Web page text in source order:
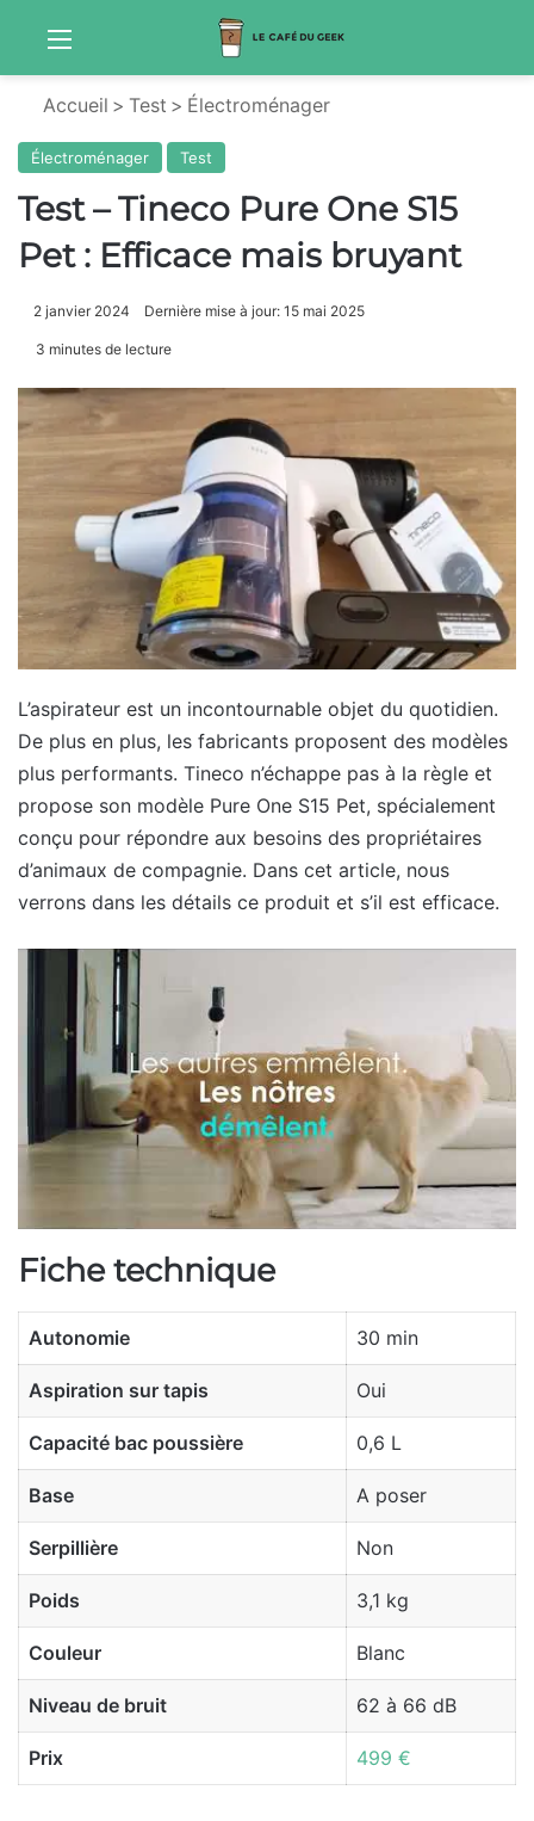
Menu
Accueil > Test > Électroménager
Électroménager Test
Test – Tineco Pure One S15
Pet : Efficace mais bruyant
2 janvier 2024 Dernière mise à jour: 15 mai 2025
3 minutes de lecture
L’aspirateur est un incontournable objet du quotidien.
De plus en plus, les fabricants proposent des modèles
plus performants. Tineco n’échappe pas à la règle et
propose son modèle Pure One S15 Pet, spécialement
conçu pour répondre aux besoins des propriétaires
d’animaux de compagnie. Dans cet article, nous
verrons dans les détails ce produit et s’il est efficace.
Fiche technique
Autonomie 30 min
Aspiration sur tapis Oui
Capacité bac poussière 0,6 L
Base A poser
Serpillière Non
Poids 3,1 kg
Couleur Blanc
Niveau de bruit 62 à 66 dB
Prix 499 €